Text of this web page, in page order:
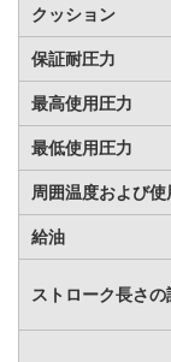
クッション
保証耐圧力
最高使用圧力
最低使用圧力
周囲温度および
給油
ストローク長さの